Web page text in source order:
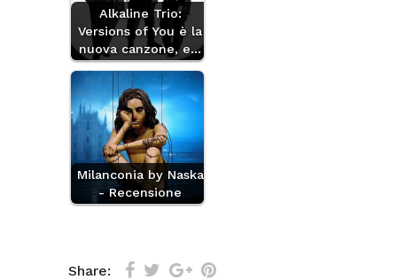
Alkaline Trio:
Versions of You è la
nuova canzone, e…
Milanconia by Naska
- Recensione
Share: